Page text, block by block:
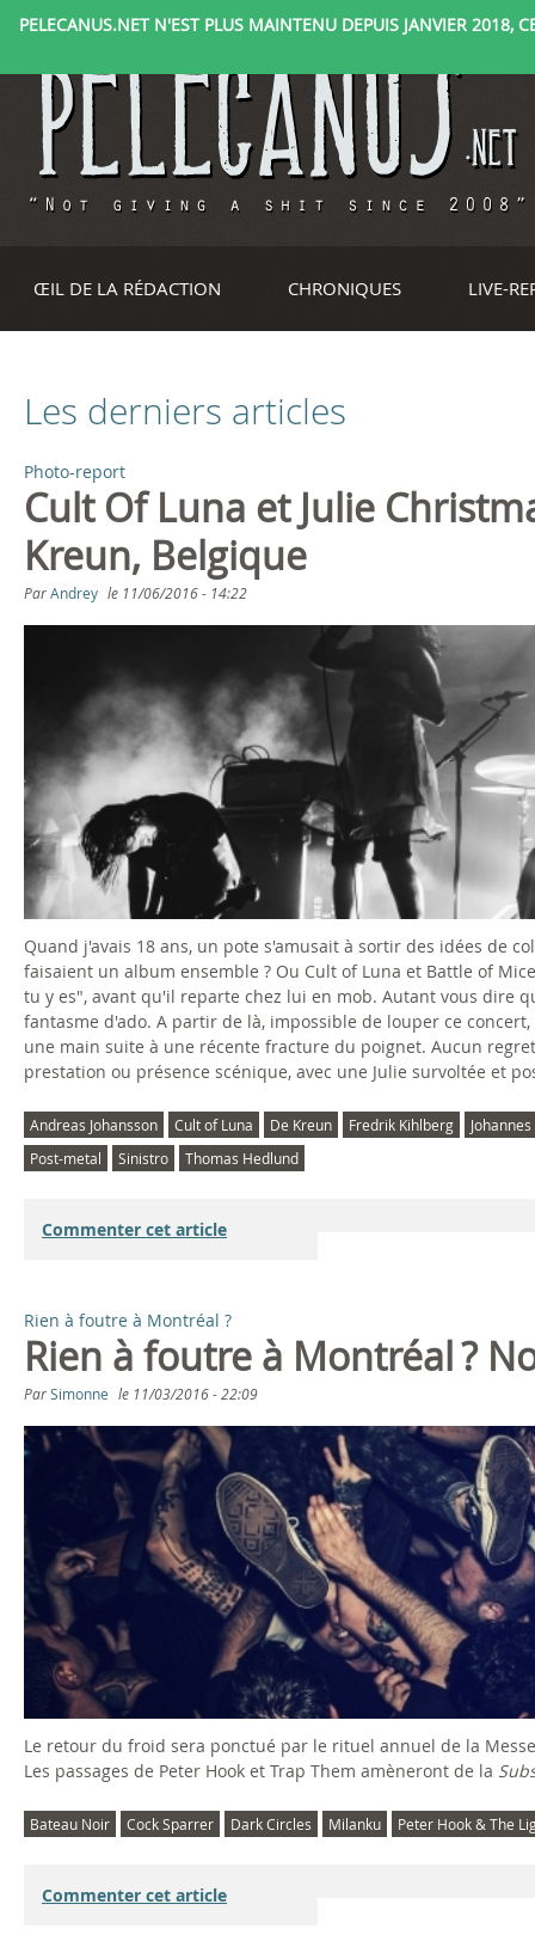
PELECANUS.NET N'EST PLUS MAINTENU DEPUIS JANVIER 2018,
ŒIL DE LA RÉDACTION CHRONIQUES LIVE-
Les derniers articles
Photo-report
Cult Of Luna et Julie
Kreun, Belgique
ParAndrey le 11/06/2016 - 14:22
Quand j'avais 18 ans, un pote s'amusait à sortir des idées de
faisaient un album ensemble ? Ou Cult of Luna et Battle of
tu y es", avant qu'il reparte chez lui en mob. Autant vous dire
fantasme d'ado. A partir de là, impossible de louper ce
une main suite à une récente fracture du poignet. Aucun
prestation ou présence scénique, avec une Julie survoltée et
Andreas Johansson Cult of Luna De Kreun Fredrik Kihlberg
Post-metal
Sinistro Thomas Hedlund
Commenter cet article
Rien à foutre à Montréal ?
Rien à foutre à Montréal ?
ParSimonne le 11/03/2016 - 22:09
Le retour du froid sera ponctué par le rituel annuel de la
Les passages de Peter Hook et Trap Them amèneront de la
Bateau Noir Cock Sparrer Dark Circles Milanku Peter Hook & The
Commenter cet article
P
a
g
e